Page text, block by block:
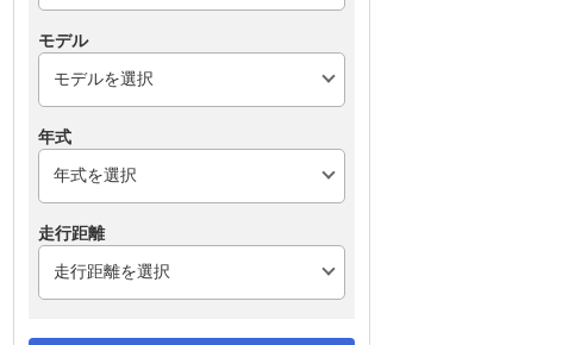
モデル
年式
走行距離